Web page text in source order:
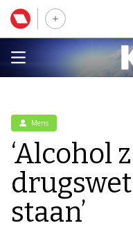
Mens
‘Alcohol
staan’